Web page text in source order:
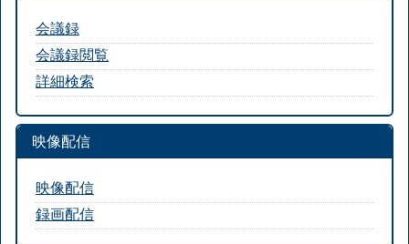
会議録
会議録閲覧
詳細検索
映像配信
映像配信
録画配信